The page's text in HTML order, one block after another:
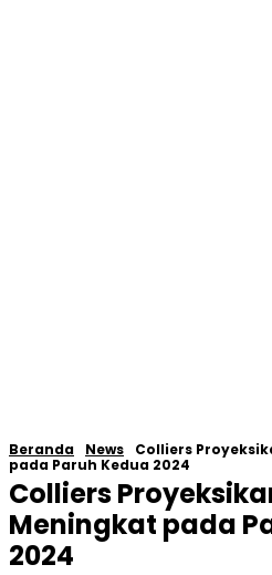
Beranda News
Colliers
pada Paruh Kedua 2024
Colliers
Meningkat pada
2024